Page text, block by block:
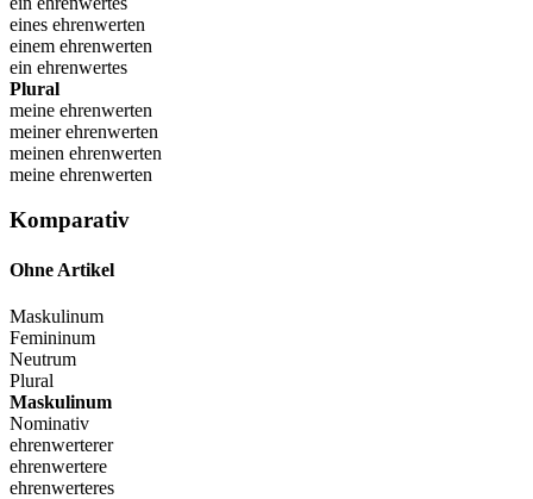
eines ehrenwerten
einem ehrenwerten
ein ehrenwertes
Plural
meine ehrenwerten
meiner ehrenwerten
meinen ehrenwerten
meine ehrenwerten
Komparativ
Ohne Artikel
Maskulinum
Femininum
Neutrum
Plural
Maskulinum
Nominativ
ehrenwerterer
ehrenwertere
ehrenwerteres